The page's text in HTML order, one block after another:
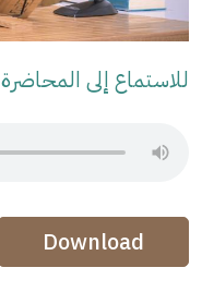
للاستماع إلى المحاضرة
Audio Stream
Audio Stream
Download